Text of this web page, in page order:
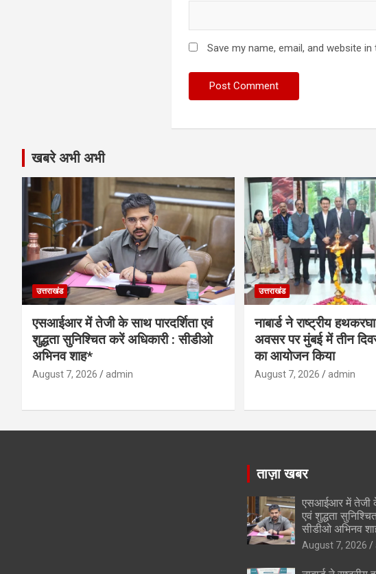
Save my name, email, and website
खबरे अभी अभी
उत्तराखंड
एसआईआर में तेजी के साथ पारदर्शिता एवं
शुद्धता सुनिश्चित करें अधिकारी : सीडीओ
अभिनव शाह*
August 7, 2026 admin
उत्तराखंड
नाबार्ड ने राष्ट्रीय
अवसर पर मुंबई में तीन
का आयोजन किया
August 7, 2026 admin
ताज़ा खबर
एसआईआर में तेजी के
एवं शुद्धता
सीडीओ अभिनव
August 7, 2026